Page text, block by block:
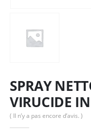
SPRAY
VIRUCIDE
( Il n’y a pas encore d’avis. )